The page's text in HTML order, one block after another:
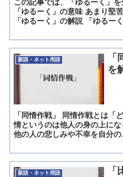
この記事では、「ゆるーく」
「ゆるーく」の意味 あまり堅
「ゆるーく」の解説 「ゆるー
新語・ネット用語
を
「同情作戦」 同情作戦とは「
情というのは他人の身の上に
他の人の悲しみや不幸を自分
新語・ネット用語